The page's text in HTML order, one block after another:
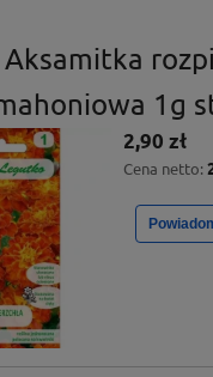
1g
2,90 zł
Cena netto: